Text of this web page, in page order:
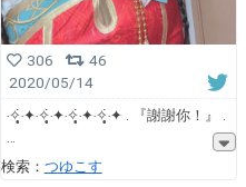
306
46
2020/05/14
‧✧̣̥̇‧✦‧✧̣̥̇‧✦‧✧̣̥̇‧✦‧✧̣̥̇‧✦ . 『謝謝你！』 .
検索： つゆこす